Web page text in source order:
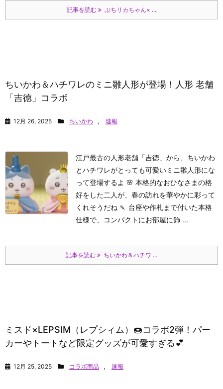
記事を読む ぷちリカちゃん× ...
ちいかわ＆ハチワレのミニ雛人形が登場！人形 老舗
「吉徳」コラボ
12月 26, 2025 ちいかわ , 速報
江戸最古の人形老舗「吉徳」から、ちいかわ
とハチワレがとっても可愛いミニ雛人形にな
って登場するよ 🌸 本格的なおひなさまの格
好をした二人が、春の訪れを華やかに彩って
くれそうだね 🍡 台座や作札まで付いた本格
仕様で、コンパクトにお部屋に飾 ...
記事を読む ちいかわ＆ハチワ ...
ミスド×LEPSIM（レプシィム）🍩コラボ2弾！パー
カーやトートなど限定グッズが可愛すぎる💕
12月 25, 2025 コラボ商品 , 速報